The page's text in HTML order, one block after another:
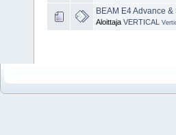
BEAM E4 Advance &
Aloittaja VERTICAL